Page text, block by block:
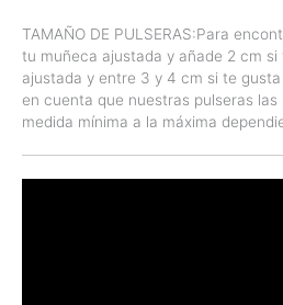
TAMAÑO DE PULSERAS:Para
tu muñeca ajustada y añade 2 cm
ajustada y entre 3 y 4 cm si te
en cuenta que nuestras pulseras las
medida mínima a la máxima